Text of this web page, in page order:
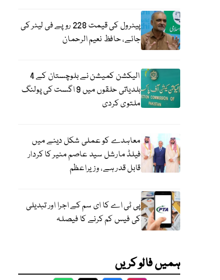
پیٹرول کی قیمت 228 روپے فی لیٹر کی
جائے، حافظ نعیم الرحمان
الیکشن کمیشن نے بلوچستان کے 4
بلدیاتی حلقوں میں 9 اگست کی پولنگ
ملتوی کردی
معاہدے کو عملی شکل دینے میں
فیلڈ مارشل سید عاصم منیر کا کردار
قابل قدر ہے، وزیراعظم
پی ٹی اے کا ای سم کے اجرا اور تبدیلی
کی فیس کم کرنے کا فیصلہ
ہمیں فالو کریں